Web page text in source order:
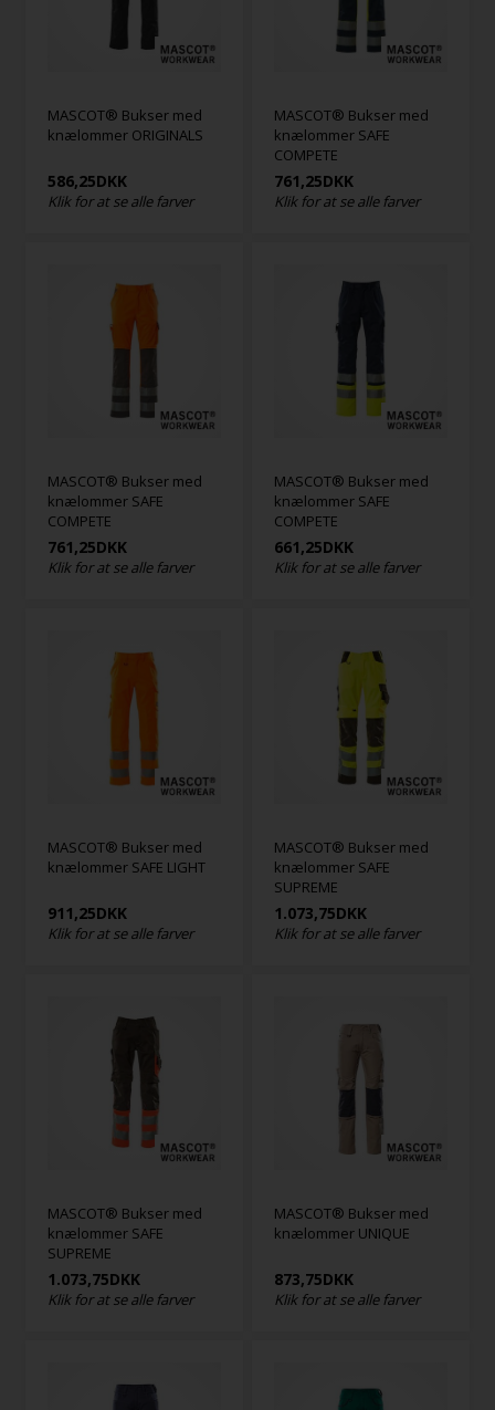
MASCOT® Bukser med
knælommer ORIGINALS
586,25DKK
Klik for at se alle farver
MASCOT® Bukser med
knælommer SAFE
COMPETE
761,25DKK
Klik for at se alle farver
MASCOT® Bukser med
knælommer SAFE
COMPETE
761,25DKK
Klik for at se alle farver
MASCOT® Bukser med
knælommer SAFE
COMPETE
661,25DKK
Klik for at se alle farver
MASCOT® Bukser med
knælommer SAFE LIGHT
911,25DKK
Klik for at se alle farver
MASCOT® Bukser med
knælommer SAFE
SUPREME
1.073,75DKK
Klik for at se alle farver
MASCOT® Bukser med
knælommer SAFE
SUPREME
1.073,75DKK
Klik for at se alle farver
MASCOT® Bukser med
knælommer UNIQUE
873,75DKK
Klik for at se alle farver